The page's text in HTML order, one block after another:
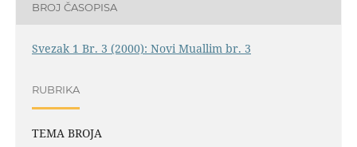
BROJ ČASOPISA
Svezak 1 Br. 3 (2000): Novi Muallim br. 3
RUBRIKA
TEMA BROJA